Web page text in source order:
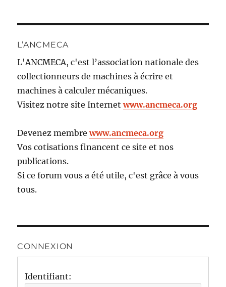
L’ANCMECA
L'ANCMECA, c'est l’association nationale des
collectionneurs de machines à écrire et
machines à calculer mécaniques.
Visitez notre site Internetwww.ancmeca.org
Devenez membrewww.ancmeca.org
Vos cotisations financent ce site et nos
publications.
Si ce forum vous a été utile, c'est grâce à vous
tous.
CONNEXION
Identifiant: